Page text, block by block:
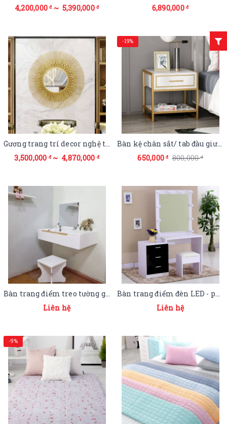
4,200,000đ ~ 5,390,000 đ
6,890,000đ
Gương trang trí decor nghệ thuật Hà Nội
3,500,000 đ ~ 4,870,000 đ
-19%
Bàn kệ chân sắt/ tab đầu giường gỗ tự nhiên
650,000đ 800,000đ
Bàn trang điểm treo tường gỗ MDF
Liên hệ
Bàn trang điểm đèn LED - phong cách hiện đại
Liên hệ
-9%